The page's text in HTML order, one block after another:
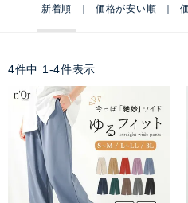
新着順 価格が安い順
4件中 1 -4件表示